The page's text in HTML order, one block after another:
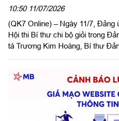
Công ty năm 2026
10:50 11/07/2026
(QK7 Online) – Ngày 11/7,
Hội thi Bí thư chi bộ giỏi trong
tá Trương Kim Hoàng, Bí thư